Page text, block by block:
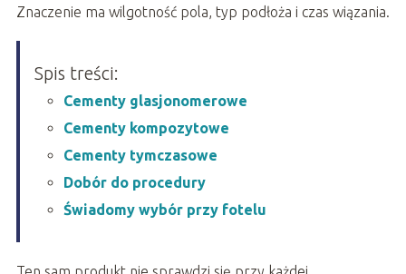
Znaczenie ma wilgotność pola, typ podłoża i czas wiązania.
Spis treści:
Cementy glasjonomerowe
Cementy kompozytowe
Cementy tymczasowe
Dobór do procedury
Świadomy wybór przy fotelu